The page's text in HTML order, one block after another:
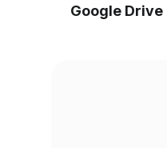
Google Drive